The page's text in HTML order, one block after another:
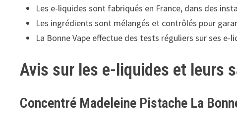
Les e-liquides sont fabriqués en France, dans des
Les ingrédients sont mélangés et contrôlés pour
La Bonne Vape effectue des tests réguliers sur ses
Avis sur les e-liquides et leurs
Concentré Madeleine Pistache La